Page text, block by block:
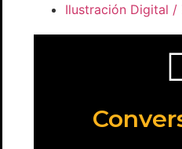
Ilustración Digital
proyecto
Ver